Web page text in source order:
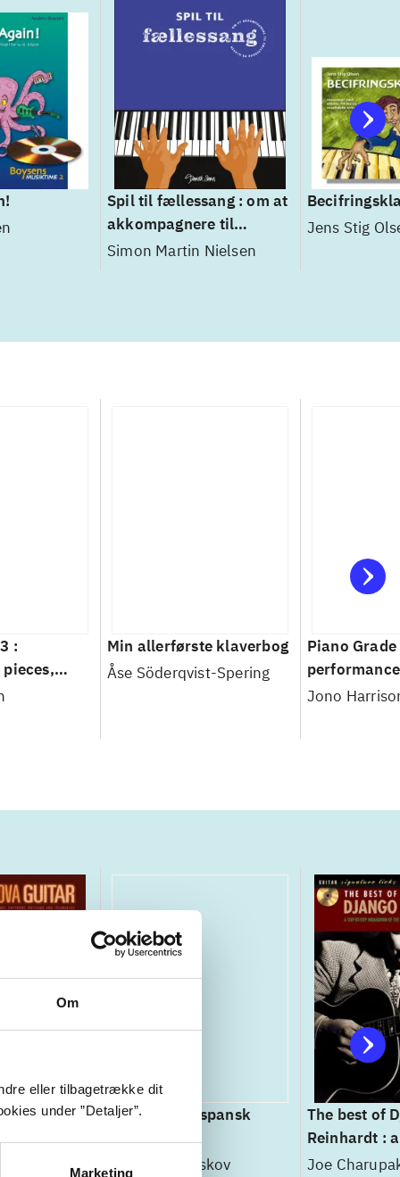
Om
eller tilbagetrække dit
under ”Detaljer”.
Marketing
Spil til fællessang : om at
akkompagnere til
fællessang på klaver
Simon Martin Nielsen
Jens Stig
:
Min allerførste klaverbog
Åse Söderqvist-Spering
Piano Grade
technical
Jono
:
Lær at spille spansk
guitar
Christian Uhrskov
The best of
Reinhardt :
step
Joe